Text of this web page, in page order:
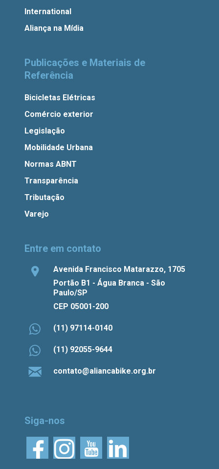
International
Aliança na Mídia
Publicações e Materiais de
Referência
Bicicletas Elétricas
Comércio exterior
Legislação
Mobilidade Urbana
Normas ABNT
Transparência
Tributação
Varejo
Entre em contato
Avenida Francisco Matarazzo, 1705
Portão B1 - Água Branca - São
Paulo/SP
CEP 05001-200
(11) 97114-0140
(11) 92055-9644
contato@aliancabike.org.br
Siga-nos